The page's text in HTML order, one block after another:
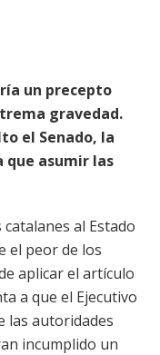
un precepto
gravedad.
el Senado, la
asumir las
al Estado
el peor de los
aplicar el artículo
a que el Ejecutivo
las autoridades
incumplido un